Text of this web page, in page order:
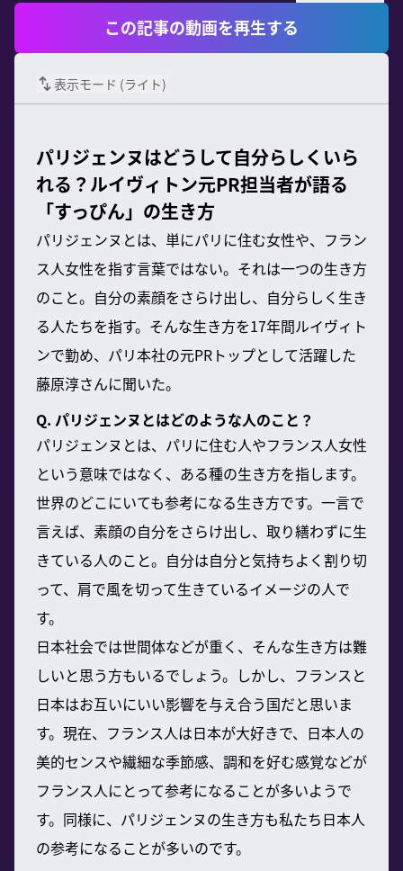
この記事の動画を再生する
表示モード (ライト)
パリジェンヌはどうして自分らしくいら
れる？ルイヴィトン元PR担当者が語る
「すっぴん」の生き方
パリジェンヌとは、単にパリに住む女性や、フラン
ス人女性を指す言葉ではない。それは一つの生き方
のこと。自分の素顔をさらけ出し、自分らしく生き
る人たちを指す。そんな生き方を17年間ルイヴィト
ンで勤め、パリ本社の元PRトップとして活躍した
藤原淳さんに聞いた。
Q. パリジェンヌとはどのような人のこと？
パリジェンヌとは、パリに住む人やフランス人女性
という意味ではなく、ある種の生き方を指します。
世界のどこにいても参考になる生き方です。一言で
言えば、素顔の自分をさらけ出し、取り繕わずに生
きている人のこと。自分は自分と気持ちよく割り切
って、肩で風を切って生きているイメージの人で
す。
日本社会では世間体などが重く、そんな生き方は難
しいと思う方もいるでしょう。しかし、フランスと
日本はお互いにいい影響を与え合う国だと思いま
す。現在、フランス人は日本が大好きで、日本人の
美的センスや繊細な季節感、調和を好む感覚などが
フランス人にとって参考になることが多いようで
す。同様に、パリジェンヌの生き方も私たち日本人
の参考になることが多いのです。